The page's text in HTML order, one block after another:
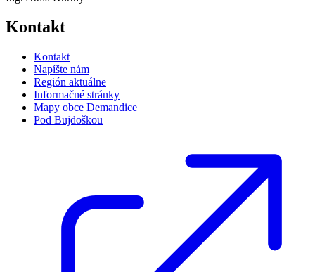
Kontakt
Kontakt
Napíšte nám
Región aktuálne
Informačné stránky
Mapy obce Demandice
Pod Bujdoškou